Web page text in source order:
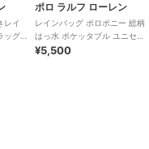
レイ
ッグ
ポロ ラルフ ローレン
レインバッグ ポロポニー 総柄
はっ水 ポケッタブル ユニセッ
クス
¥5,500